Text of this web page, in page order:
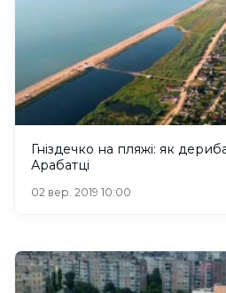
Гніздечко на пляжі: як
Арабатці
02 вер. 2019 10:00